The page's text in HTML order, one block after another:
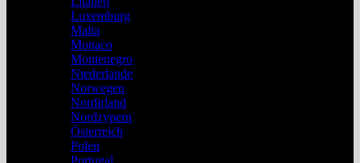
Luxemburg
Malta
Monaco
Montenegro
Niederlande
Norwegen
Nordirland
Nordzypern
Österreich
Polen
Portugal